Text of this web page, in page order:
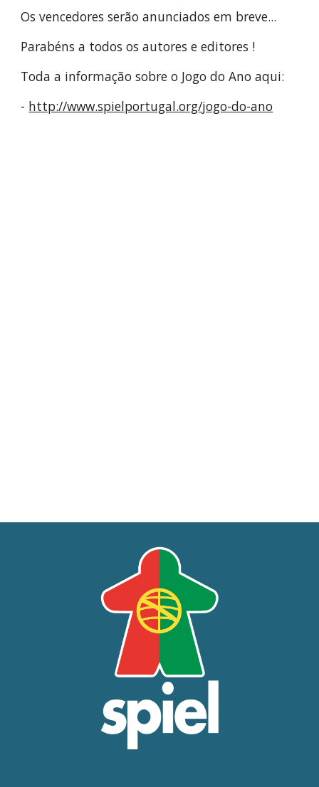
Os vencedores serão anunciados em breve...
Parabéns a todos os autores e editores !
Toda a informação sobre o Jogo do Ano aqui:
- http://www.spielportugal.org/jogo-do-ano